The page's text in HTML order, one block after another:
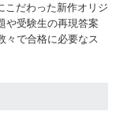
こだわった新作オリジ
や受験生の再現答案
々で合格に必要なス